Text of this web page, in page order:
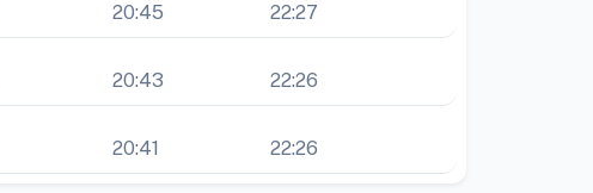
20:45 22:27
20:43 22:26
20:41 22:26